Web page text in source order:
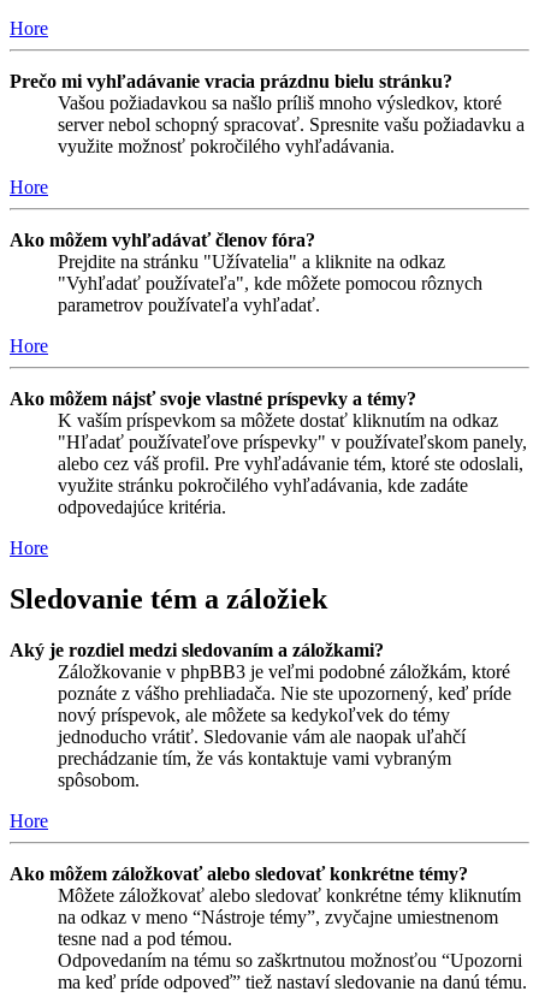
Hore
Prečo mi vyhľadávanie vracia prázdnu bielu stránku?
Vašou požiadavkou sa našlo príliš mnoho výsledkov, ktoré
server nebol schopný spracovať. Spresnite vašu požiadavku a
využite možnosť pokročilého vyhľadávania.
Hore
Ako môžem vyhľadávať členov fóra?
Prejdite na stránku "Užívatelia" a kliknite na odkaz
"Vyhľadať používateľa", kde môžete pomocou rôznych
parametrov používateľa vyhľadať.
Hore
Ako môžem nájsť svoje vlastné príspevky a témy?
K vaším príspevkom sa môžete dostať kliknutím na odkaz
"Hľadať používateľove príspevky" v používateľskom panely,
alebo cez váš profil. Pre vyhľadávanie tém, ktoré ste odoslali,
využite stránku pokročilého vyhľadávania, kde zadáte
odpovedajúce kritéria.
Hore
Sledovanie tém a záložiek
Aký je rozdiel medzi sledovaním a záložkami?
Záložkovanie v phpBB3 je veľmi podobné záložkám, ktoré
poznáte z vášho prehliadača. Nie ste upozornený, keď príde
nový príspevok, ale môžete sa kedykoľvek do témy
jednoducho vrátiť. Sledovanie vám ale naopak uľahčí
prechádzanie tím, že vás kontaktuje vami vybraným
spôsobom.
Hore
Ako môžem záložkovať alebo sledovať konkrétne témy?
Môžete záložkovať alebo sledovať konkrétne témy kliknutím
na odkaz v meno “Nástroje témy”, zvyčajne umiestnenom
tesne nad a pod témou.
Odpovedaním na tému so zaškrtnutou možnosťou “Upozorni
ma keď príde odpoveď” tiež nastaví sledovanie na danú tému.